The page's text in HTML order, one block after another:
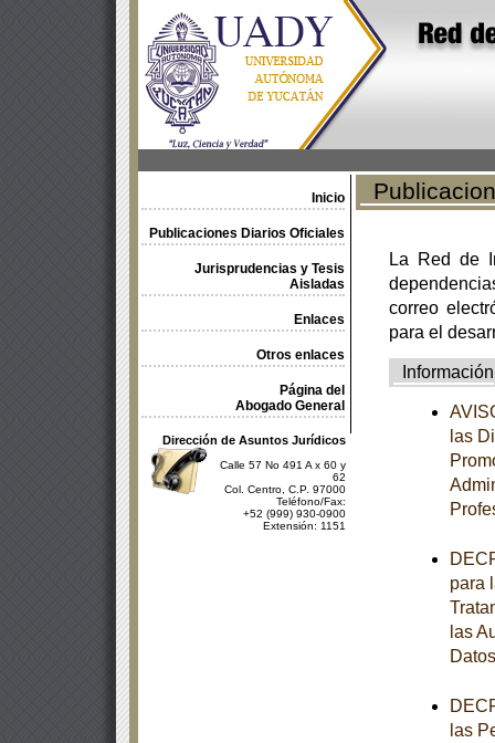
Inicio
Publicaciones Diarios Oficiales
Jurisprudencias y Tesis
Aisladas
Enlaces
Otros enlaces
Página del
Abogado General
Dirección de Asuntos Jurídicos
Calle 57 No 491 A x 60 y
62
Col. Centro, C.P. 97000
Teléfono/Fax:
+52 (999) 930-0900
Extensión: 1151
La Red de
correo
para el
Información
las
para
las
las